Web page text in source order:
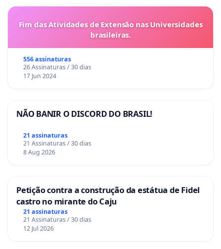
Fim das Atividades de Extensão nas Universidades
brasileiras.
556 assinaturas
26 Assinaturas / 30 dias
17 Jun 2024
NÃO BANIR O DISCORD DO BRASIL!
21 assinaturas
21 Assinaturas / 30 dias
8 Aug 2026
Petição contra a construção da estátua de Fidel
castro no mirante do Caju
21 assinaturas
21 Assinaturas / 30 dias
12 Jul 2026